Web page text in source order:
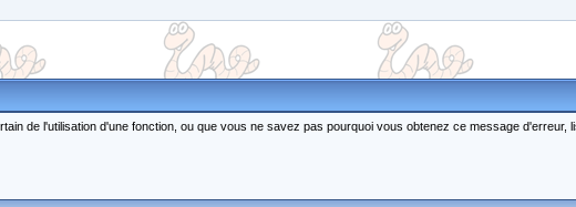
de l'utilisation d'une fonction, ou que vous ne savez pas pourquoi vous obtenez ce message d'erreur,